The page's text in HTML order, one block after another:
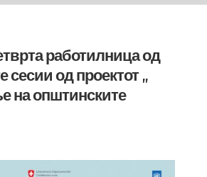
работилница од
сесии од проектот ,,
на општинските